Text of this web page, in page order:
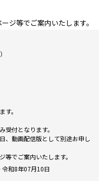
ジ等でご案内いたします。
。
付となります。
、動画配信版として別途お申し
でご案内いたします。
和8年07月10日